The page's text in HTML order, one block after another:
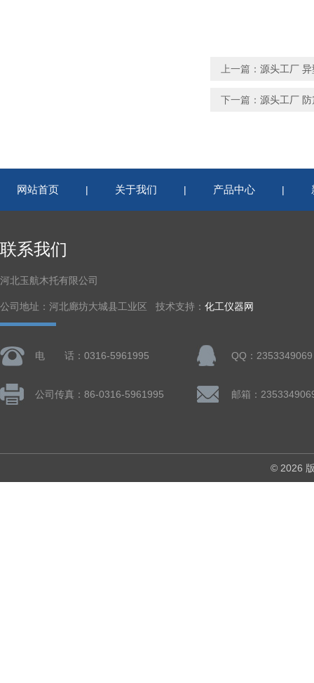
上一篇： 源头工厂
下一篇： 源头工厂
网站首页 | 关于我们 | 产品中心 |
联系我们
河北玉航木托有限公司
公司地址：河北廊坊大城县工业区 技术支持： 化工仪器网
电 话：0316-5961995 QQ：2353349069
公司传真：86-0316-5961995 邮箱：
© 2026